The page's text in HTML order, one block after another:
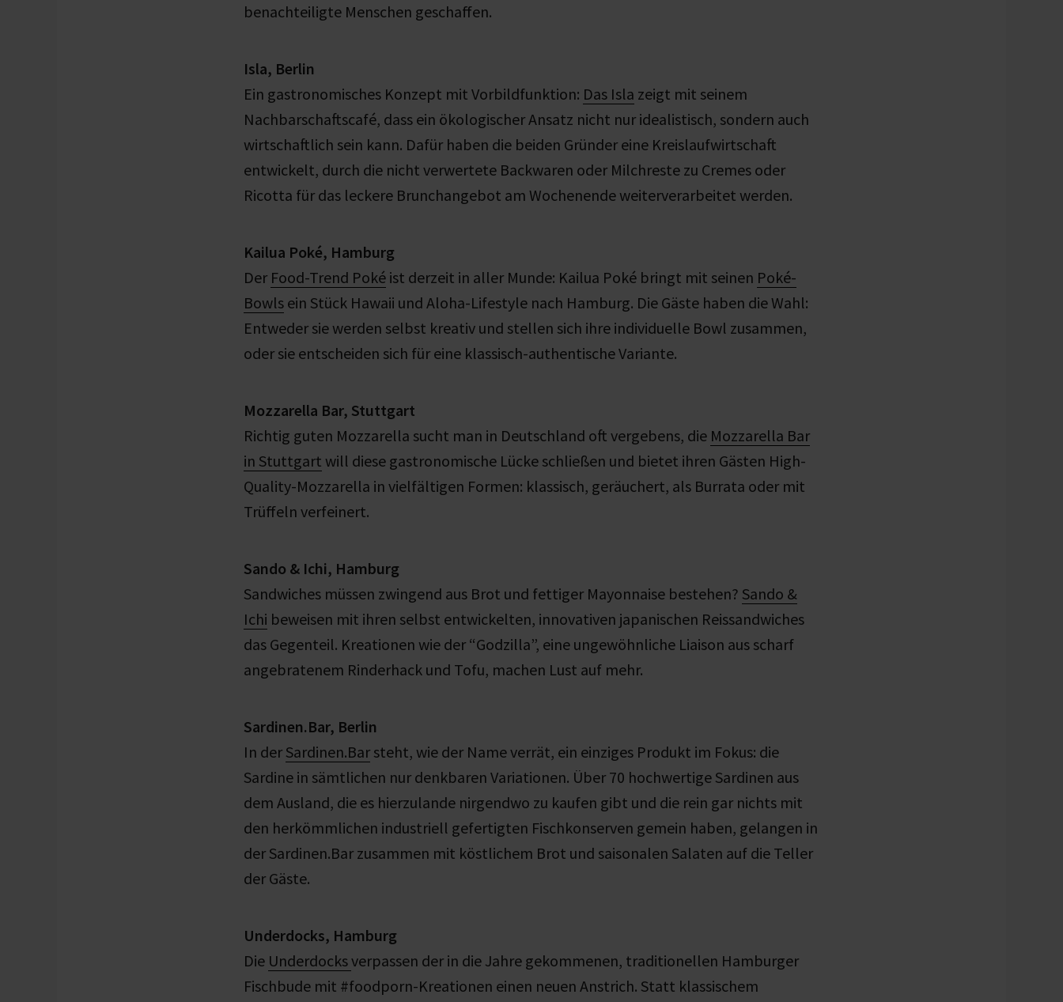
benachteiligte Menschen geschaffen.
Isla, Berlin
Ein gastronomisches Konzept mit Vorbildfunktion: Das Isla zeigt mit seinem
Nachbarschaftscafé, dass ein ökologischer Ansatz nicht nur idealistisch, sondern auch
wirtschaftlich sein kann. Dafür haben die beiden Gründer eine Kreislaufwirtschaft
entwickelt, durch die nicht verwertete Backwaren oder Milchreste zu Cremes oder
Ricotta für das leckere Brunchangebot am Wochenende weiterverarbeitet werden.
Kailua Poké, Hamburg
Der Food-Trend Poké ist derzeit in aller Munde: Kailua Poké bringt mit seinen Poké-
Bowls ein Stück Hawaii und Aloha-Lifestyle nach Hamburg. Die Gäste haben die Wahl:
Entweder sie werden selbst kreativ und stellen sich ihre individuelle Bowl zusammen,
oder sie entscheiden sich für eine klassisch-authentische Variante.
Mozzarella Bar, Stuttgart
Richtig guten Mozzarella sucht man in Deutschland oft vergebens, die Mozzarella Bar
in Stuttgart will diese gastronomische Lücke schließen und bietet ihren Gästen High-
Quality-Mozzarella in vielfältigen Formen: klassisch, geräuchert, als Burrata oder mit
Trüffeln verfeinert.
Sando & Ichi, Hamburg
Sandwiches müssen zwingend aus Brot und fettiger Mayonnaise bestehen? Sando &
Ichi beweisen mit ihren selbst entwickelten, innovativen japanischen Reissandwiches
das Gegenteil. Kreationen wie der “Godzilla”, eine ungewöhnliche Liaison aus scharf
angebratenem Rinderhack und Tofu, machen Lust auf mehr.
Sardinen.Bar, Berlin
In der Sardinen.Bar steht, wie der Name verrät, ein einziges Produkt im Fokus: die
Sardine in sämtlichen nur denkbaren Variationen. Über 70 hochwertige Sardinen aus
dem Ausland, die es hierzulande nirgendwo zu kaufen gibt und die rein gar nichts mit
den herkömmlichen industriell gefertigten Fischkonserven gemein haben, gelangen in
der Sardinen.Bar zusammen mit köstlichem Brot und saisonalen Salaten auf die Teller
der Gäste.
Underdocks, Hamburg
Die Underdocksverpassen der in die Jahre gekommenen, traditionellen Hamburger
Fischbude mit #foodporn-Kreationen einen neuen Anstrich. Statt klassischem